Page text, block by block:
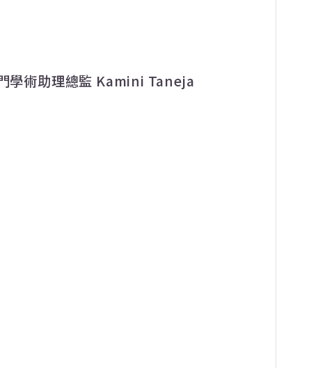
學術助理總監 Kamini Taneja